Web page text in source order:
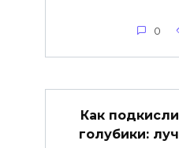
0
Как
голубики: